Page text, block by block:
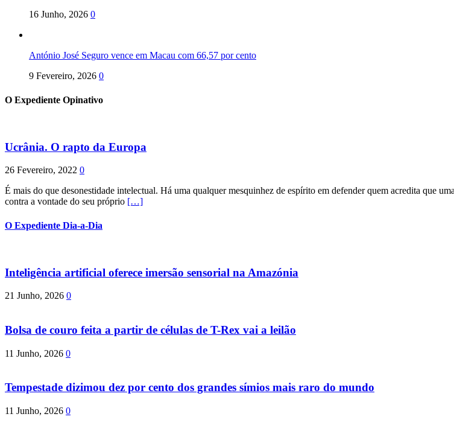
16 Junho, 2026 0
António José Seguro vence em Macau com 66,57 por cento
9 Fevereiro, 2026 0
O Expediente Opinativo
Ucrânia. O rapto da Europa
26 Fevereiro, 2022 0
É mais do que desonestidade intelectual. Há uma qualquer mesquinhez de espírito em defender quem acredita que
contra a vontade do seu próprio […]
O Expediente Dia-a-Dia
Inteligência artificial oferece imersão sensorial na Amazónia
21 Junho, 2026 0
Bolsa de couro feita a partir de células de T-Rex vai a leilão
11 Junho, 2026 0
Tempestade dizimou dez por cento dos grandes símios mais raro do mundo
11 Junho, 2026 0